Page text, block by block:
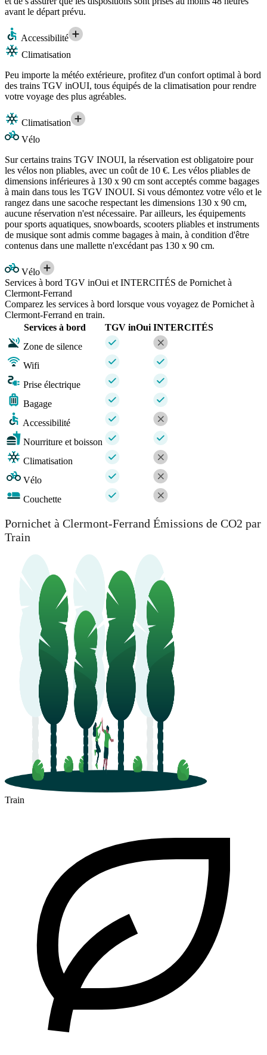
avant le départ prévu.
Accessibilité
Climatisation
Peu importe la météo extérieure, profitez d'un confort optimal à bord
des trains TGV inOUI, tous équipés de la climatisation pour rendre
votre voyage des plus agréables.
Climatisation
Vélo
Sur certains trains TGV INOUI, la réservation est obligatoire pour
les vélos non pliables, avec un coût de 10 €. Les vélos pliables de
dimensions inférieures à 130 x 90 cm sont acceptés comme bagages
à main dans tous les TGV INOUI. Si vous démontez votre vélo et le
rangez dans une sacoche respectant les dimensions 130 x 90 cm,
aucune réservation n'est nécessaire. Par ailleurs, les équipements
pour sports aquatiques, snowboards, scooters pliables et instruments
de musique sont admis comme bagages à main, à condition d'être
contenus dans une mallette n'excédant pas 130 x 90 cm.
Vélo
Services à bord TGV inOui et INTERCITÉS de Pornichet à
Clermont-Ferrand
Comparez les services à bord lorsque vous voyagez de Pornichet à
Clermont-Ferrand en train.
Services à bord
TGV inOui INTERCITÉS
Zone de silence
Wifi
Prise électrique
Bagage
Accessibilité
Nourriture et boisson
Climatisation
Vélo
Couchette
Pornichet à Clermont-Ferrand Émissions de CO2 par
Train
Train